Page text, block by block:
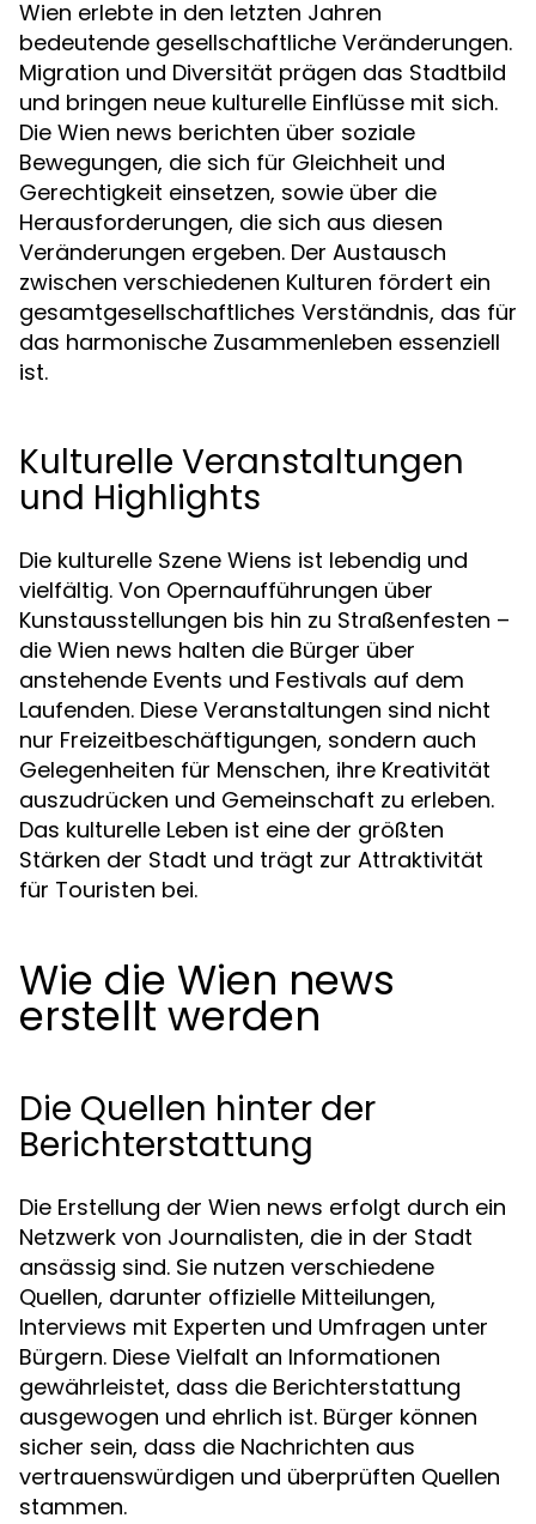
Wien erlebte in den letzten Jahren
bedeutende gesellschaftliche Veränderungen.
Migration und Diversität prägen das Stadtbild
und bringen neue kulturelle Einflüsse mit sich.
Die Wien news berichten über soziale
Bewegungen, die sich für Gleichheit und
Gerechtigkeit einsetzen, sowie über die
Herausforderungen, die sich aus diesen
Veränderungen ergeben. Der Austausch
zwischen verschiedenen Kulturen fördert ein
gesamtgesellschaftliches Verständnis, das für
das harmonische Zusammenleben essenziell
ist.
Kulturelle Veranstaltungen
und Highlights
Die kulturelle Szene Wiens ist lebendig und
vielfältig. Von Opernaufführungen über
Kunstausstellungen bis hin zu Straßenfesten –
die Wien news halten die Bürger über
anstehende Events und Festivals auf dem
Laufenden. Diese Veranstaltungen sind nicht
nur Freizeitbeschäftigungen, sondern auch
Gelegenheiten für Menschen, ihre Kreativität
auszudrücken und Gemeinschaft zu erleben.
Das kulturelle Leben ist eine der größten
Stärken der Stadt und trägt zur Attraktivität
für Touristen bei.
Wie die Wien news
erstellt werden
Die Quellen hinter der
Berichterstattung
Die Erstellung der Wien news erfolgt durch ein
Netzwerk von Journalisten, die in der Stadt
ansässig sind. Sie nutzen verschiedene
Quellen, darunter offizielle Mitteilungen,
Interviews mit Experten und Umfragen unter
Bürgern. Diese Vielfalt an Informationen
gewährleistet, dass die Berichterstattung
ausgewogen und ehrlich ist. Bürger können
sicher sein, dass die Nachrichten aus
vertrauenswürdigen und überprüften Quellen
stammen.